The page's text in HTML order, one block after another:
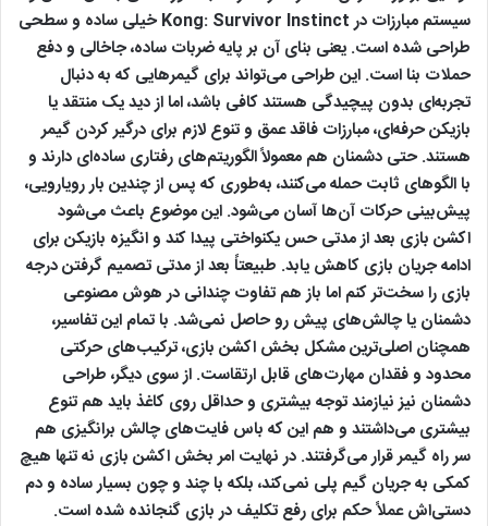
سیستم مبارزات در Kong: Survivor Instinct خیلی ساده و سطحی
طراحی شده است. یعنی بنای آن بر پایه ضربات ساده، جاخالی و دفع
حملات بنا است. این طراحی می‌تواند برای گیمرهایی که به دنبال
تجربه‌ای بدون پیچیدگی هستند کافی باشد، اما از دید یک منتقد یا
بازیکن حرفه‌ای، مبارزات فاقد عمق و تنوع لازم برای درگیر کردن گیمر
هستند. حتی دشمنان هم معمولاً الگوریتم‌های رفتاری ساده‌ای دارند و
با الگوهای ثابت حمله می‌کنند، به‌طوری که پس از چندین بار رویارویی،
پیش‌بینی حرکات آن‌ها آسان می‌شود. این موضوع باعث می‌شود
اکشن بازی بعد از مدتی حس یکنواختی پیدا کند و انگیزه بازیکن برای
ادامه جریان بازی کاهش یابد. طبیعتاً بعد از مدتی تصمیم گرفتن درجه
بازی را سخت‌تر کنم اما باز هم تفاوت چندانی در هوش مصنوعی
دشمنان یا چالش‌های پیش رو حاصل نمی‌شد. با تمام این تفاسیر،
همچنان اصلی‌ترین مشکل بخش اکشن بازی، ترکیب‌های حرکتی
محدود و فقدان مهارت‌های قابل ارتقاست. از سوی دیگر، طراحی
دشمنان نیز نیازمند توجه بیشتری و حداقل روی کاغذ باید هم تنوع
بیشتری می‌داشتند و هم این که باس فایت‌های چالش برانگیزی هم
سر راه گیمر قرار می‌گرفتند. در نهایت امر بخش اکشن بازی نه تنها هیچ
کمکی به جریان گیم پلی نمی‌کند، بلکه با چند و چون بسیار ساده و دم
دستی‌اش عملاً حکم برای رفع تکلیف در بازی گنجانده شده است.